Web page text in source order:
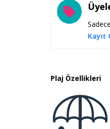
Kayıt
Plaj Özellikleri